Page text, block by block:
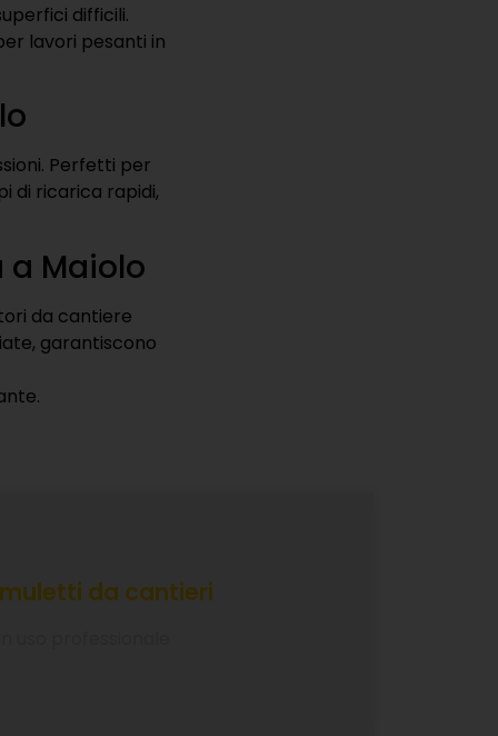
difficili.
lavori pesanti in
Perfetti per
di ricarica rapidi,
Maiolo
da cantiere
garantiscono
da cantieri